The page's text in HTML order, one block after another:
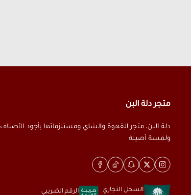
متجر دلة البن
دلة البن، متجر للقهوة والشاي ومستلزماتها بأجود الأصناف
ولمسة أصيلة
السجل التجاري الرقم الضريبي